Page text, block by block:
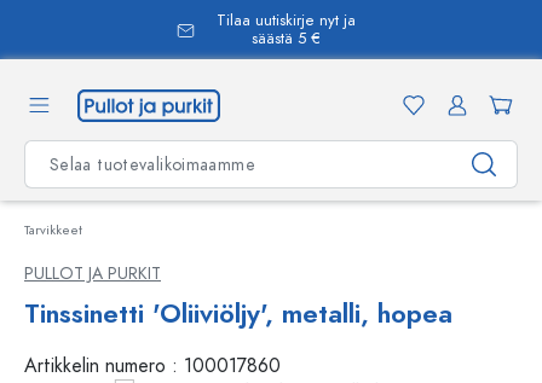
Tilaa uutiskirje nyt ja
säästä 5 €
Tarvikkeet
PULLOT JA PURKIT
Tinssinetti 'Oliiviöljy', metalli, hopea
Artikkelin numero : 100017860